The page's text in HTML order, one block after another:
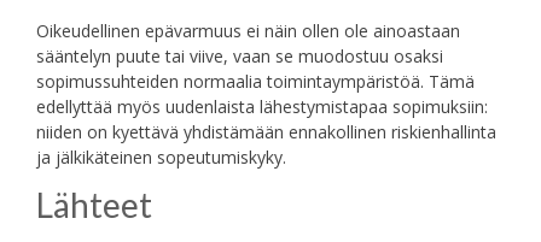
Oikeudellinen epävarmuus ei näin ollen ole ainoastaan
sääntelyn puute tai viive, vaan se muodostuu osaksi
sopimussuhteiden normaalia toimintaympäristöä. Tämä
edellyttää myös uudenlaista lähestymistapaa sopimuksiin:
niiden on kyettävä yhdistämään ennakollinen riskienhallinta
ja jälkikäteinen sopeutumiskyky.
Lähteet